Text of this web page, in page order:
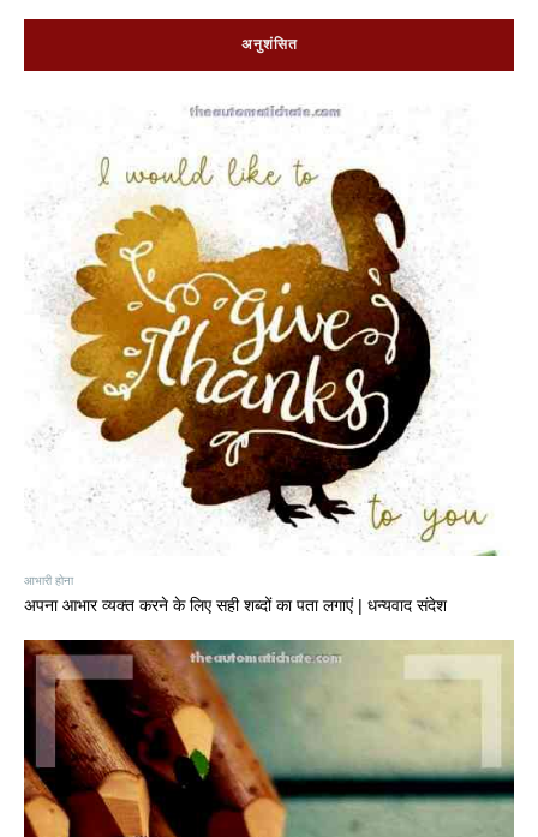
अनुशंसित
आभारी होना
अपना आभार व्यक्त करने के लिए सही शब्दों का पता लगाएं | धन्यवाद संदेश